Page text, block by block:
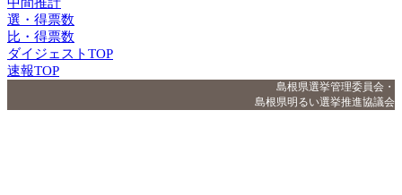
中間推計
選・得票数
比・得票数
ダイジェストTOP
速報TOP
島根県選挙管理委員会・
島根県明るい選挙推進協議会